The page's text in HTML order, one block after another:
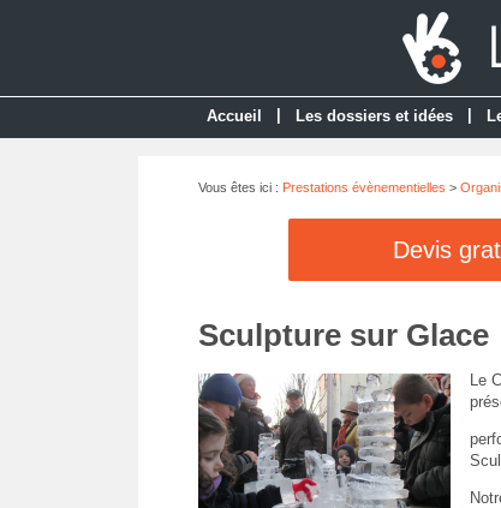
Accueil Les dossiers et idées
Vous êtes ici : Prestations évènementielles >
Devis
Sculpture sur Glace
Le